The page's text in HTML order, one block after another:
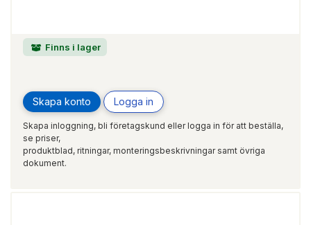
Finns i lager
Skapa konto Logga in
Skapa inloggning, bli företagskund eller logga in för att beställa,
se priser,
produktblad, ritningar, monteringsbeskrivningar samt övriga
dokument.